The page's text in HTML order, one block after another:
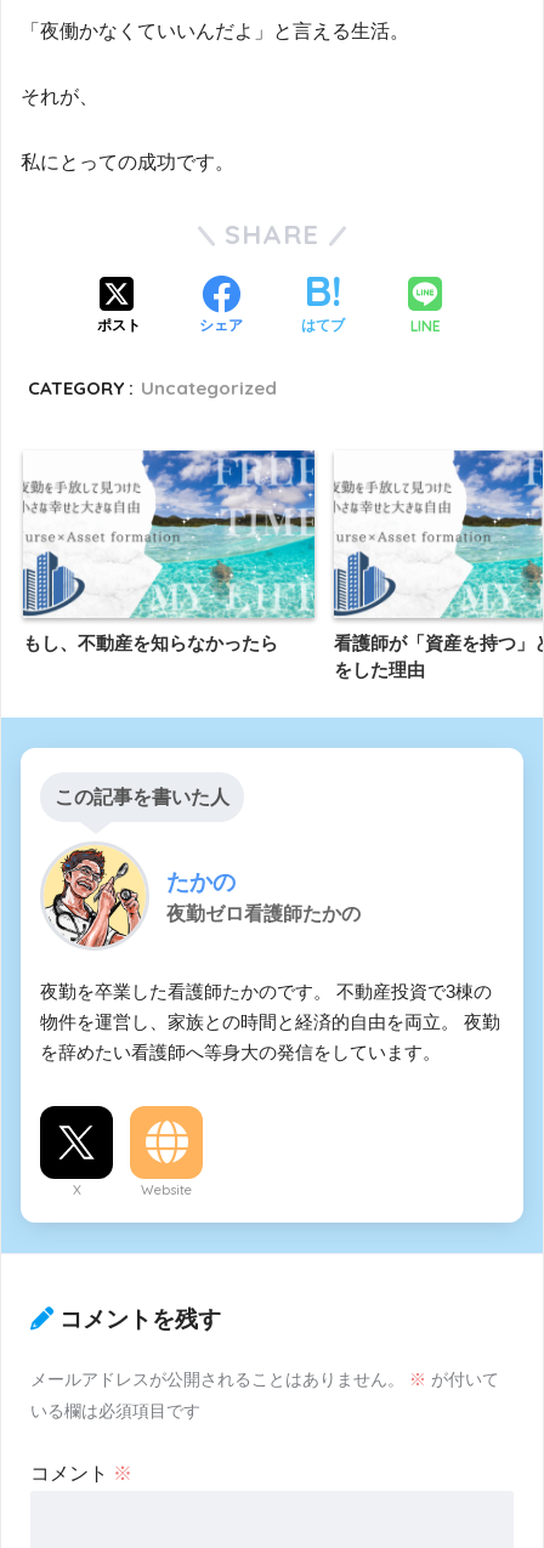
「夜働かなくていいんだよ」と言える生活。
それが、
私にとっての成功です。
SHARE
ポスト シェア はてブ LINE
CATEGORY : Uncategorized
もし、不動産を知らなかったら
看護師が「資産を持つ」
をした理由
この記事を書いた人
たかの
夜勤ゼロ看護師たかの
夜勤を卒業した看護師たかのです。 不動産投資で3棟の
物件を運営し、家族との時間と経済的自由を両立。 夜勤
を辞めたい看護師へ等身大の発信をしています。
X Website
コメントを残す
メールアドレスが公開されることはありません。 ※ が付いて
いる欄は必須項目です
コメント ※